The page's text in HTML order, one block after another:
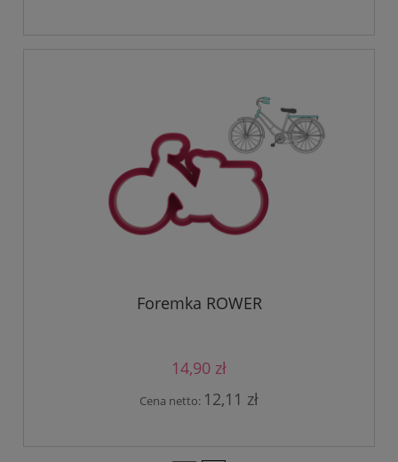
Foremka ROWER
14,90 zł
Cena netto: 12,11 zł